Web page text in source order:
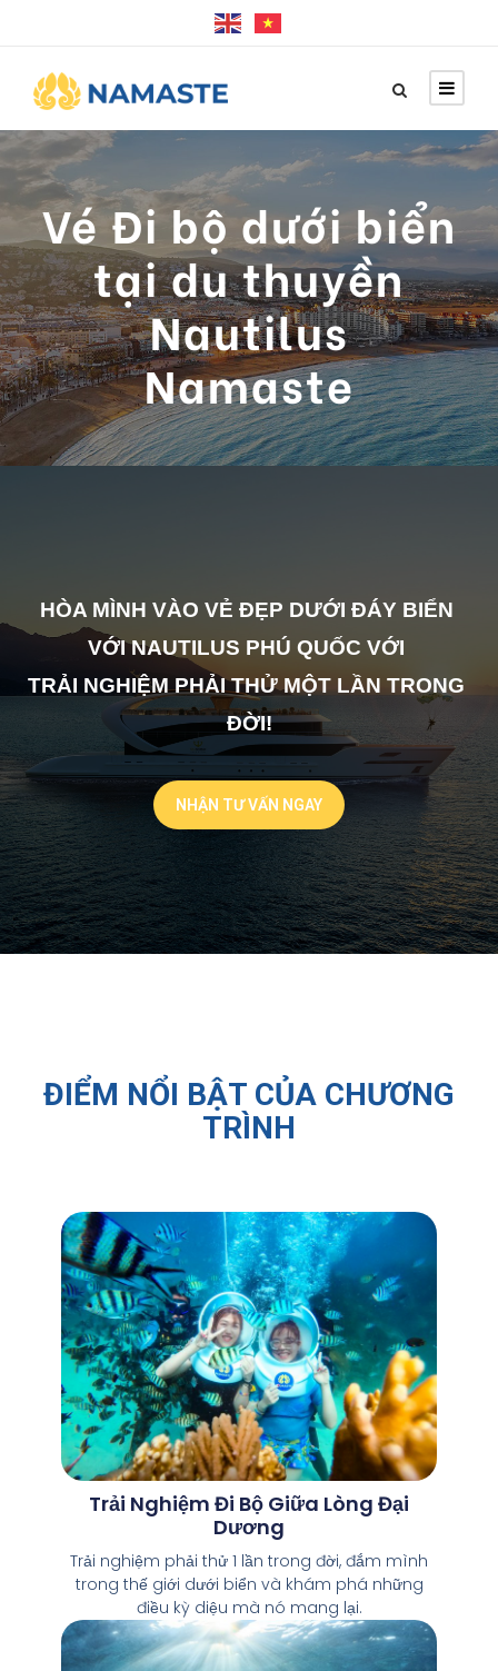
Vé Đi bộ dưới biển
tại du thuyền
Nautilus
Namaste
HÒA MÌNH VÀO VẺ ĐẸP DƯỚI ĐÁY BIỂN
VỚI NAUTILUS PHÚ QUỐC VỚI
TRẢI NGHIỆM PHẢI THỬ MỘT LẦN TRONG
ĐỜI!
NHẬN TƯ VẤN NGAY
ĐIỂM NỔI BẬT CỦA CHƯƠNG
TRÌNH
Trải Nghiệm Đi Bộ Giữa Lòng Đại
Dương
Trải nghiệm phải thử 1 lần trong đời, đắm mình
trong thế giới dưới biển và khám phá những
điều kỳ diệu mà nó mang lại.